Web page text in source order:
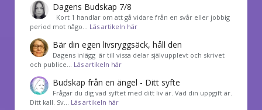
Dagens Budskap 7/8
Kort 1 handlar om att gå vidare från en svår eller jobbig
period mot någo… Läs artikeln här
Bär din egen livsryggsäck, håll den
Dagens inlägg är till vissa delar självupplevt och skrivet
och publice… Läs artikeln här
Budskap från en ängel - Ditt syfte
Frågar du dig vad syftet med ditt liv är. Vad din uppgift är.
Ditt kall. Sv… Läs artikeln här